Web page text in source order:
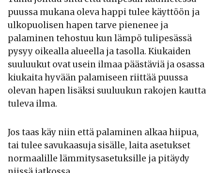
puussa mukana oleva happi tulee käyttöön ja
ulkopuolisen hapen tarve pienenee ja
palaminen tehostuu kun lämpö tulipesässä
pysyy oikealla alueella ja tasolla. Kiukaiden
suuluukut ovat usein ilmaa päästäviä ja osassa
kiukaita hyvään palamiseen riittää puussa
olevan hapen lisäksi suuluukun rakojen kautta
tuleva ilma.
Jos taas käy niin että palaminen alkaa hiipua,
tai tulee savukaasuja sisälle, laita asetukset
normaalille lämmitysasetuksille ja pitäydy